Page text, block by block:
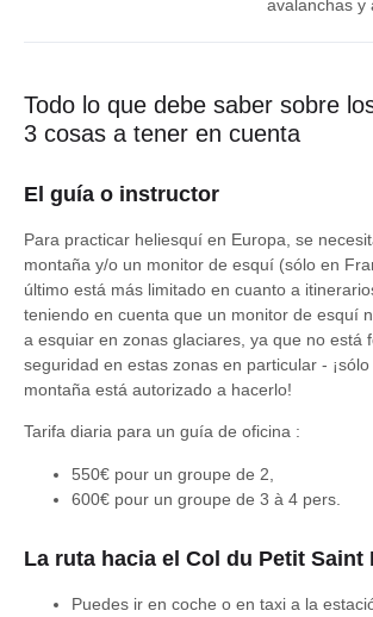
avalanchas y
Todo lo que debe saber sobre
3 cosas a tener en cuenta
El guía o instructor
Para practicar heliesquí en Europa, se
montaña y/o un monitor de esquí (sólo en
último está más limitado en cuanto a
teniendo en cuenta que un monitor de esquí
a esquiar en zonas glaciares, ya que no está
seguridad en estas zonas en particular -
montaña está autorizado a hacerlo!
Tarifa diaria para un guía de oficina :
550€ pour un groupe de 2,
600€ pour un groupe de 3 à 4 pers.
La ruta hacia el Col du Petit Saint
Puedes ir en coche o en taxi a la